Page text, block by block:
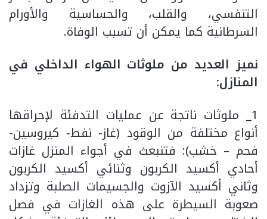
التنفسي، والقلب، والحساسية والأورام
السرطانية كما يمكن أن تسبب الوفاة.
نميز العديد من ملوثات الهواء الداخلي في
المنازل:
1_ ملوثات ناتجة عن عمليات التدفئة لإحراقها
أنواع مختلفة من الوقود (غاز- نفط- كيروسين-
فحم – خشب): فتنبعث في أجواء المنزل غازات
أحادي أكسيد الكربون وثنائي أكسيد الكربون
وثاني أكسيد الآزوت والجسيمات الصلبة وتزداد
صعوبة السيطرة على هذه الغازات في فصل